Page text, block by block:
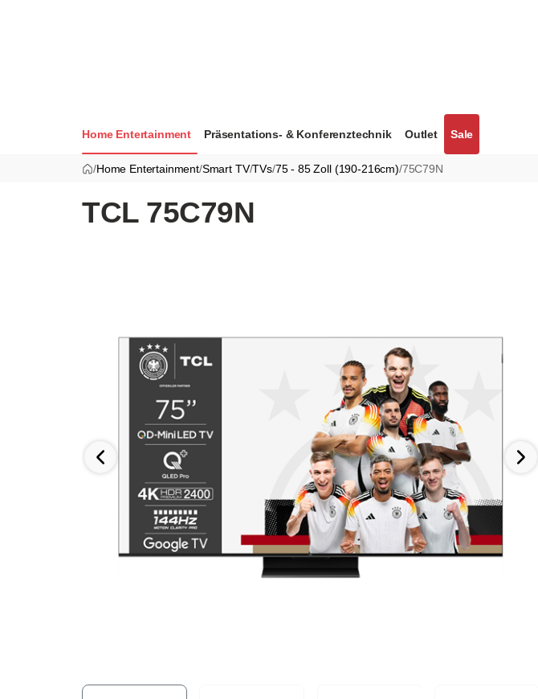
Home Entertainment Präsentations- & Konferenztechnik Outlet Sale
/Home Entertainment/Smart TV/TVs/75 - 85 Zoll (190-216cm)/75C79N
TCL 75C79N